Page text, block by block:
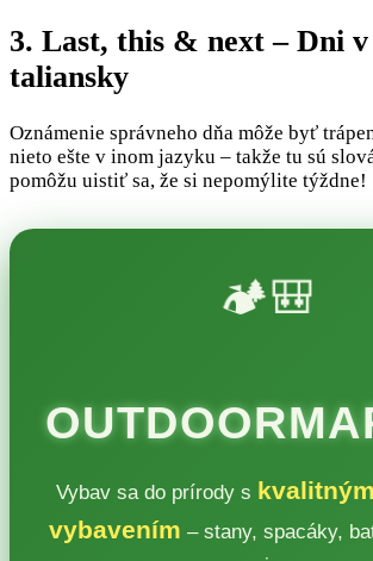
3. Last, this & next – Dni
taliansky
Oznámenie správneho dňa môže byť
nieto ešte v inom jazyku – takže tu sú
pomôžu uistiť sa, že si nepomýlite týždne!
🏕️🎒
Vybav sa do prírody s
vybavením – stany, spacáky,